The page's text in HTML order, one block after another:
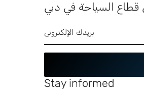
قطاع السياحة في دبي
Stay informed